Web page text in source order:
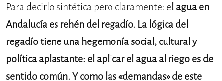
Para decirlo sintética pero claramente: el agua en
Andalucía es rehén del regadío. La lógica del
regadío tiene una hegemonía social, cultural y
política aplastante: el aplicar el agua al riego es de
sentido común. Y como las «demandas» de este